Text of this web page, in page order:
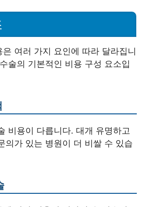
여러 가지 요인에 따라 달라집니
술의 기본적인 비용 구성 요소입
비용이 다릅니다. 대개 유명하고
의가 있는 병원이 더 비쌀 수 있습